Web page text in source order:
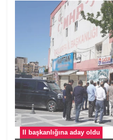
İl başkanlığına aday oldu